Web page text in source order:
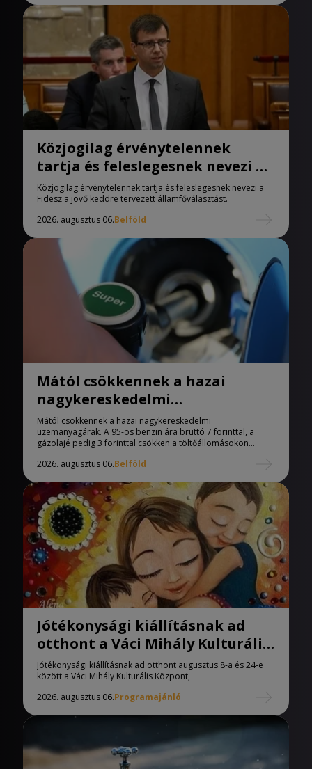
Közjogilag érvénytelennek
tartja és feleslegesnek nevezi a
Fidesz az államfőválasztást
Közjogilag érvénytelennek tartja és feleslegesnek nevezi a
Fidesz a jövő keddre tervezett államfőválasztást.
2026. augusztus 06.Belföld
Mától csökkennek a hazai
nagykereskedelmi
üzemanyagárak
Mától csökkennek a hazai nagykereskedelmi
üzemanyagárak. A 95-ös benzin ára bruttó 7 forinttal, a
gázolajé pedig 3 forinttal csökken a töltőállomásokon...
2026. augusztus 06.Belföld
Jótékonysági kiállításnak ad
otthont a Váci Mihály Kulturális
Központ
Jótékonysági kiállításnak ad otthont augusztus 8-a és 24-e
között a Váci Mihály Kulturális Központ,
2026. augusztus 06.Programajánló